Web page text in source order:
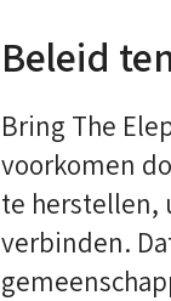
Beleid
Bring The
voorkomen
te herstellen,
verbinden.